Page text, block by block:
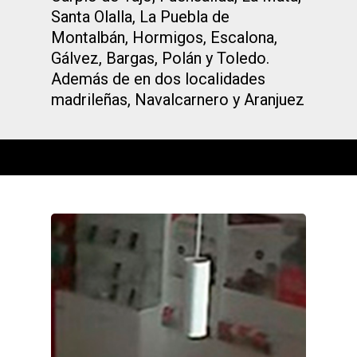
Santa Olalla, La Puebla de
Montalbán, Hormigos, Escalona,
Gálvez, Bargas, Polán y Toledo.
Además de en dos localidades
madrileñas, Navalcarnero y Aranjuez